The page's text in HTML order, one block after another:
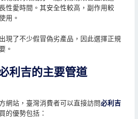
性愛時間。其安全性較高，副作用較
用。
現了不少假冒偽劣產品，因此選擇正規
。
利吉的主要管道
網站，臺灣消費者可以直接訪問必利吉
的優勢包括：